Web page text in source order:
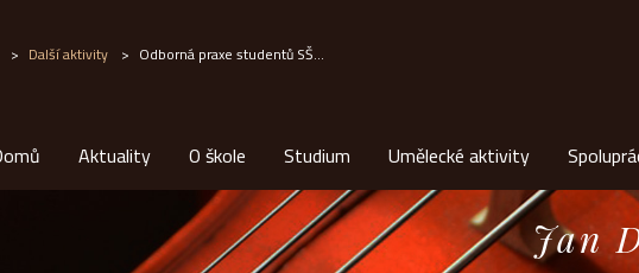
> Další aktivity > Odborná praxe studentů SŠ...
Aktuality O škole Studium Umělecké aktivity
Jan